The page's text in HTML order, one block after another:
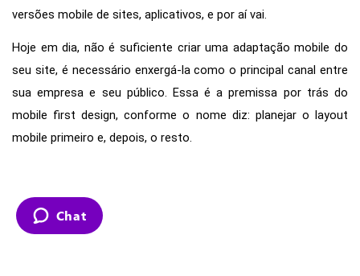
versões mobile de sites, aplicativos, e por aí vai.
Hoje em dia, não é suficiente criar uma adaptação mobile do
seu site, é necessário enxergá-la como o principal canal entre
sua empresa e seu público. Essa é a premissa por trás do
mobile first design, conforme o nome diz: planejar o layout
mobile primeiro e, depois, o resto.
Chat